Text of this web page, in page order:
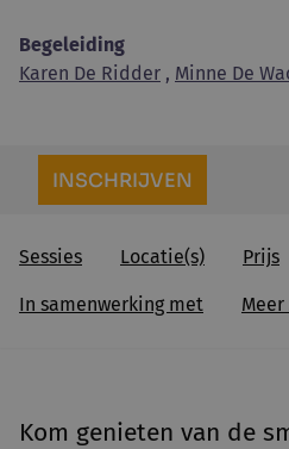
Begeleiding
Karen De Ridder , Minne De
INSCHRIJVEN
Sessies Locatie(s) Prijs
In samenwerking met
Kom genieten van de